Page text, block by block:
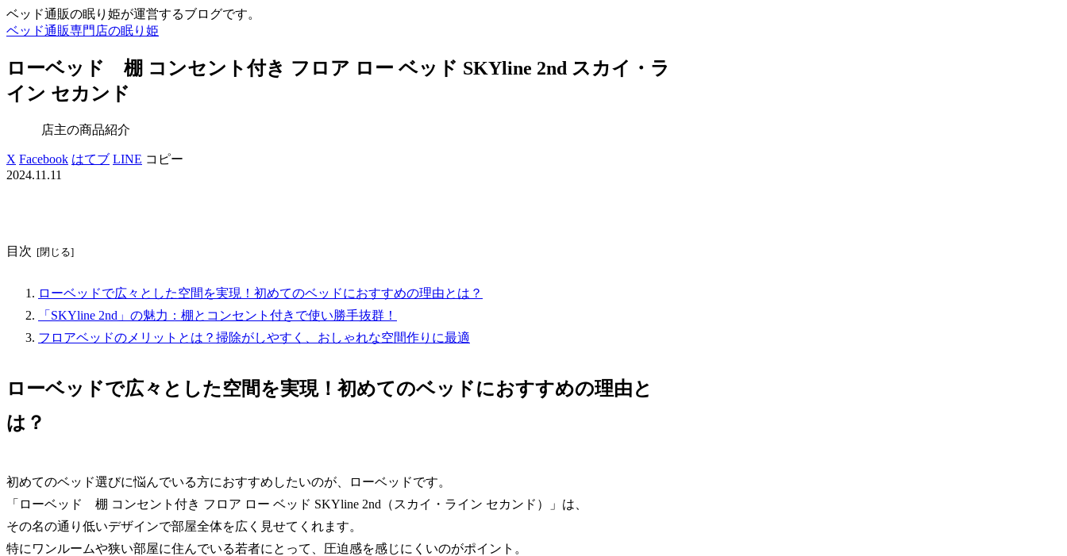
ベッド通販の眠り姫が運営するブログです。
ベッド通販専門店の眠り姫
ローベッド 棚 コンセント付き フロア ロー ベッド SKYline 2nd スカイ・ラ
イン セカンド
店主の商品紹介
X Facebook はてブ LINE コピー
2024.11.11
目次
ローベッドで広々とした空間を実現！初めてのベッドにおすすめの理由とは？
「SKYline 2nd」の魅力：棚とコンセント付きで使い勝手抜群！
フロアベッドのメリットとは？掃除がしやすく、おしゃれな空間作りに最適
ローベッドで広々とした空間を実現！初めてのベッドにおすすめの理由と
は？
初めてのベッド選びに悩んでいる方におすすめしたいのが、ローベッドです。
「ローベッド 棚 コンセント付き フロア ロー ベッド SKYline 2nd（スカイ・ライン セカンド）」は、
その名の通り低いデザインで部屋全体を広く見せてくれます。
特にワンルームや狭い部屋に住んでいる若者にとって、圧迫感を感じにくいのがポイント。